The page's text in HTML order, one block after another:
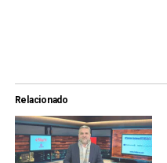
Relacionado